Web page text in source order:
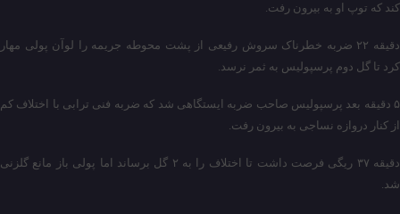
کند که توپ او به بیرون رفت.
دقیقه ۲۲ ضربه خطرناک سروش رفیعی از پشت محوطه جریمه را لوآن پولی مهار
کرد تا گل دوم پرسپولیس به ثمر نرسد.
۵ دقیقه بعد پرسپولیس صاحب ضربه ایستگاهی شد که ضربه فنی ترابی با اختلاف کم
از کنار دروازه نساجی به بیرون رفت.
دقیقه ٣٧ ریگی فرصت داشت تا اختلاف را به ۲ گل برساند اما پولی باز مانع گلزنی
شد.